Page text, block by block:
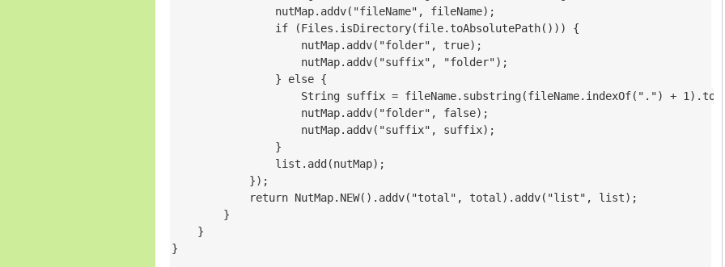
                nutMap.addv("fileName", fileName);
                if (Files.isDirectory(file.toAbsolutePath())) {
                    nutMap.addv("folder", true);
                    nutMap.addv("suffix", "folder");
                } else {
String suffix = fileName.substring(fileName.indexOf(".") +
                    nutMap.addv("folder", false);
                    nutMap.addv("suffix", suffix);
                }
                list.add(nutMap);
            });
            return NutMap.NEW().addv("total", total).addv("list", list);
        }
    }
}